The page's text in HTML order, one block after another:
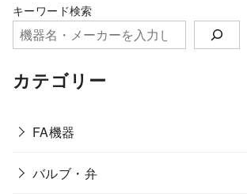
キーワード検索
カテゴリー
FA機器
バルブ・弁